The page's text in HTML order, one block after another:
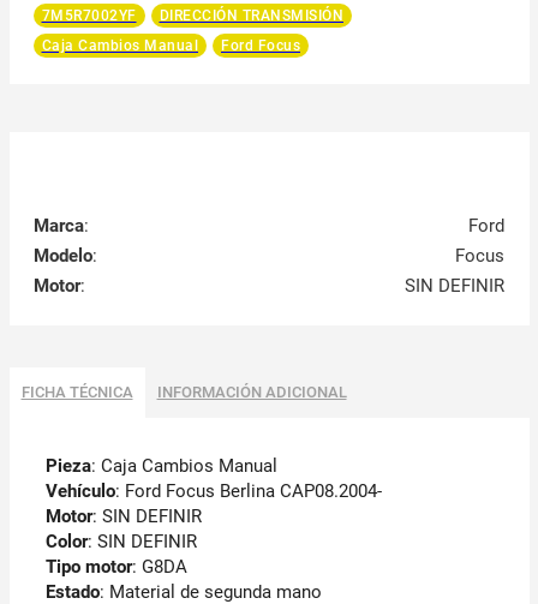
7M5R7002YF
DIRECCIÓN TRANSMISIÓN
Caja Cambios Manual
Ford Focus
Marca:
Ford
Modelo:
Focus
Motor: SIN DEFINIR
FICHA TÉCNICA INFORMACIÓN ADICIONAL
Pieza: Caja Cambios Manual
Vehículo: Ford Focus Berlina CAP08.2004-
Motor: SIN DEFINIR
Color: SIN DEFINIR
Tipo motor: G8DA
Estado: Material de segunda mano